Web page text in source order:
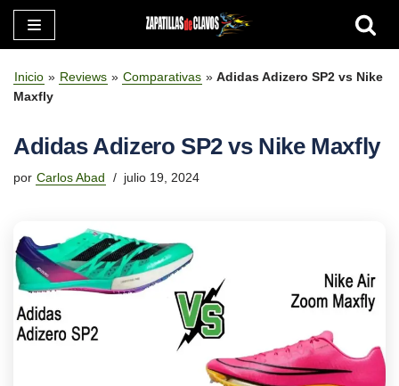
Saltar
al
contenido
Inicio » Reviews » Comparativas » Adidas Adizero SP2 vs Nike
Maxfly
Adidas Adizero SP2 vs Nike Maxfly
por Carlos Abad julio 19, 2024